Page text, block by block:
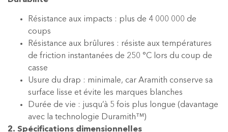
Résistance aux impacts : plus de 4 000 000 de
coups
Résistance aux brûlures : résiste aux températures
de friction instantanées de 250 °C lors du coup de
casse
Usure du drap : minimale, car Aramith conserve sa
surface lisse et évite les marques blanches
Durée de vie : jusqu’à 5 fois plus longue (davantage
avec la technologie Duramith™)
2. Spécifications dimensionnelles